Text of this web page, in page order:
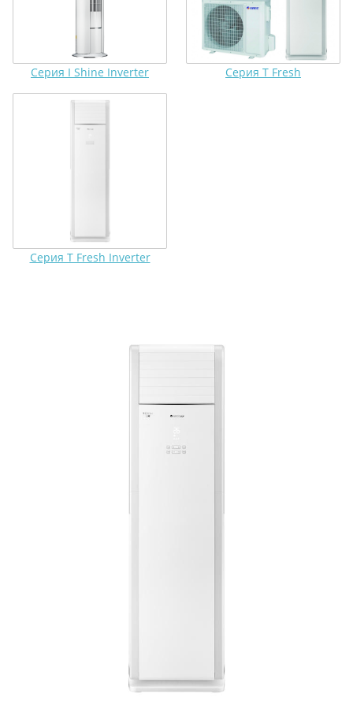
Серия I Shine Inverter Серия T Fresh
Серия T Fresh Inverter